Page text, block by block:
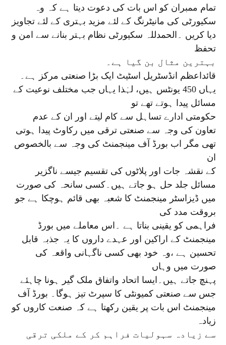
تمام ممبران کو اس بات کی دعوت دیتا ہے کہ وہ
سکیورٹی کی مانیٹرنگ کے لئے مزید بہتری کے لئے تجاویز
دیا کریں ۔الحمدللہ سکیورٹی نظام بہتر بنانے سے امن و
تحفظ
بہترین مثال بن گیا ہے۔
قائداعظم انڈسٹریل اسٹیٹ ایک بڑا صنعتی مرکز ہے۔
یہاں 450 یونٹس ہیں، لہٰذا یہاں جب مختلف نوعیت کے
مسائل پیدا ہوتے تھے تو
حکومتی ادارے تساہل سے کام لیتے اور ان کے عدم
تعاون کی وجہ سے صنعتی ترقی میں رکاوٹ پیدا ہوتی
تھی مگر اب بورڈ آف مینجمنٹ کی وجہ سے بالخصوص
ان
کے نقشہ جات اور پلاٹوں کی تقسیم جیسے ناگزیر
مسائل جلد حل ہو جاتے ہیں۔کسی سانحہ کی صورت
میں ڈیزاسٹر مینجمنٹ کا شعبہ بھی قائم ہوچکا ہے جو
بروقت مدد کی
فراہمی کو یقینی بناتا ہے ۔اس معاملے میں بورڈ
مینجمنٹ کے اراکین اور عہدے داروں کا یہ جذبہ قابل
تحسین ہے ،وہ خود بھی کسی ناگہانی واقعہ کی
صورت میں وہاں
پہنچ جاتے ہیں۔ایسا اتحاد واتفاق ملک گیر ہونا چاہئے
جس سے صنعتی کمیونٹی کا سپرٹ تیز ہوگا۔ بورڈ آف
مینجمنٹ اس بات پر یقین رکھتا ہے کہ صنعت کاروں کو
زیادہ
سے زیادہ سہولیات فراہم کر کے ملکی ترقی